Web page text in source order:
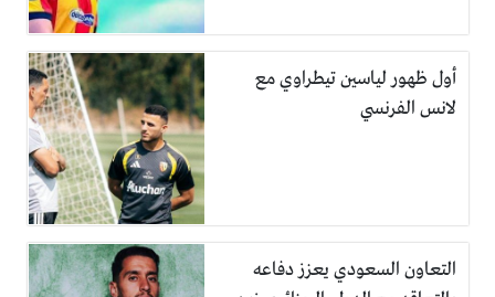
أول ظهور لياسين تيطراوي مع
لانس الفرنسي
التعاون السعودي يعزز دفاعه